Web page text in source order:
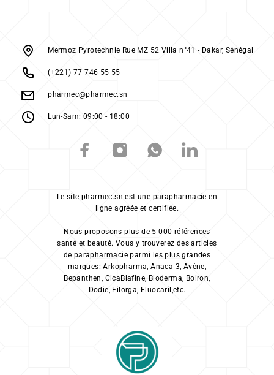
Mermoz Pyrotechnie Rue MZ 52 Villa n°41 - Dakar, Sénégal
(+221) 77 746 55 55
pharmec@pharmec.sn
Lun-Sam: 09:00 - 18:00
Le site pharmec.sn est une parapharmacie en
ligne agréée et certifiée.
Nous proposons plus de 5 000 références
santé et beauté. Vous y trouverez des articles
de parapharmacie parmi les plus grandes
marques: Arkopharma, Anaca 3, Avène,
Bepanthen, CicaBiafine, Bioderma, Boiron,
Dodie, Filorga, Fluocaril,etc.